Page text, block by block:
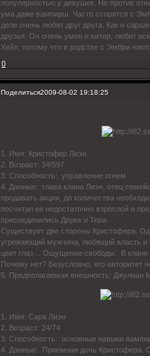
популярностью у девушек. Не против
ума даже вампирш. Часто ссорятся с
деле очень любят друг друга. Как и
друзья. Он очень умен и хитер, любит
Хейл, потому что в родстве с Эмбри
0
Поделиться2009-08-02 19:18:25
1. Имя: Кристофер Лиэн
2. Возраст: 34/597
3. Способность: управление огнем
4. Данные: глава клана Лиэн, отец
продавать акции, до количества
посчитал ее недостаточно взрослой и
присоединились Дерек и Тера
Существует две стороны Кристофера.
угрожающий мужчина, любящий власть и
цвет глаз… Ощущение свободы. В клане
Почему нет? Безусловно, его авторитет
5. Предполагаемая внешность: Джулиан
1. Имя: Сара Лиэн
2. Возраст: 24/74
3. Способность: основные навыки
4. Данные: Приемная дочь Кристофера.